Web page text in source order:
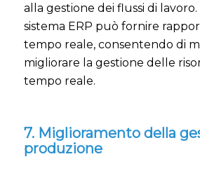
alla gestione dei flussi di lavoro.
sistema ERP può fornire
tempo reale, consentendo di
migliorare la gestione delle
tempo reale.
7. Miglioramento della
produzione